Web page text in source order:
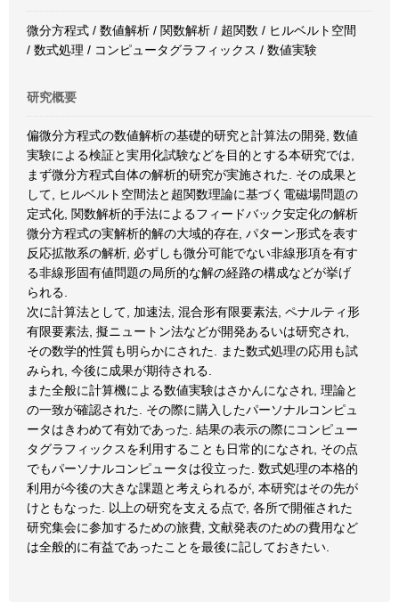
微分方程式 / 数値解析 / 関数解析 / 超関数 / ヒルベルト空間
/ 数式処理 / コンピュータグラフィックス / 数値実験
研究概要
偏微分方程式の数値解析の基礎的研究と計算法の開発, 数値
実験による検証と実用化試験などを目的とする本研究では,
まず微分方程式自体の解析的研究が実施された. その成果と
して, ヒルベルト空間法と超関数理論に基づく電磁場問題の
定式化, 関数解析的手法によるフィードバック安定化の解析
微分方程式の実解析的解の大域的存在, パターン形式を表す
反応拡散系の解析, 必ずしも微分可能でない非線形項を有す
る非線形固有値問題の局所的な解の経路の構成などが挙げ
られる.
次に計算法として, 加速法, 混合形有限要素法, ペナルティ形
有限要素法, 擬ニュートン法などが開発あるいは研究され,
その数学的性質も明らかにされた. また数式処理の応用も試
みられ, 今後に成果が期待される.
また全般に計算機による数値実験はさかんになされ, 理論と
の一致が確認された. その際に購入したパーソナルコンピュ
ータはきわめて有効であった. 結果の表示の際にコンピュー
タグラフィックスを利用することも日常的になされ, その点
でもパーソナルコンピュータは役立った. 数式処理の本格的
利用が今後の大きな課題と考えられるが, 本研究はその先が
けともなった. 以上の研究を支える点で, 各所で開催された
研究集会に参加するための旅費, 文献発表のための費用など
は全般的に有益であったことを最後に記しておきたい.